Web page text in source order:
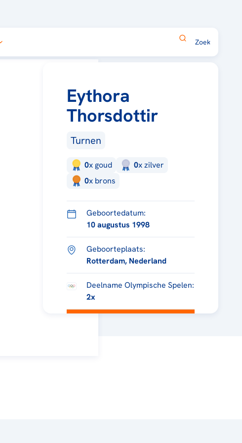
Eythora
Thorsdottir
Turnen
0x goud 0xzilver
0x brons
Geboortedatum:
10 augustus 1998
Geboorteplaats:
Rotterdam, Nederland
Deelname Olympische Spelen:
2x